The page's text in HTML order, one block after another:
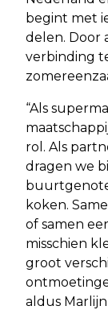
begint met
delen. Door
verbinding
“Als
rol. Als
dragen we
koken.
of samen
misschien
groot
aldus